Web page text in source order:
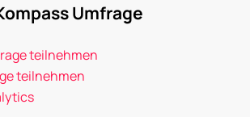
Umfrage
teilnehmen
teilnehmen